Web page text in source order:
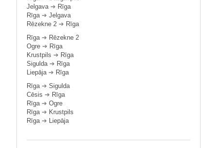
Jelgava➔ Rīga
Rīga➔ Jelgava
Rēzekne 2 ➔ Rīga
Rīga➔ Rēzekne 2
Ogre ➔ Rīga
Krustpils ➔ Rīga
Sigulda➔ Rīga
Liepāja➔ Rīga
Rīga➔ Sigulda
Cēsis ➔ Rīga
Rīga➔ Ogre
Rīga➔ Krustpils
Rīga➔ Liepāja